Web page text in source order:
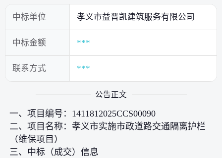
中标单位 孝义市益晋凯建筑服务有限公司
中标金额 ***
联系方式 ***
公告正文
一、项目编号：1411812025CCS00090
二、项目名称：孝义市实施市政道路交通隔离护栏
（维保项目）
三、中标（成交）信息